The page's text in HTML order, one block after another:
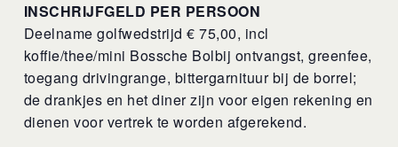
INSCHRIJFGELD PER PERSOON
Deelname golfwedstrijd € 75,00, incl
koffie/thee/mini Bossche Bolbij ontvangst, greenfee,
toegang drivingrange, bittergarnituur bij de borrel;
de drankjes en het diner zijn voor eigen rekening en
dienen voor vertrek te worden afgerekend.